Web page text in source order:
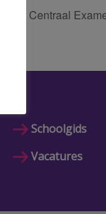
Centraal
Schoolgids
Vacatures